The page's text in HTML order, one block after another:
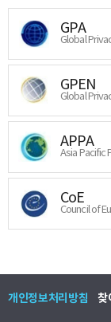
GPA
Global
GPEN
Global
APPA
Asia Pacific
CoE
Council of
개인정보처리방침 찾